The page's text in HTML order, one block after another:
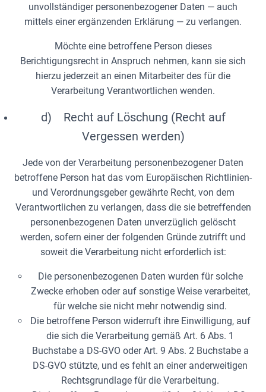
unvollständiger personenbezogener Daten — auch
mittels einer ergänzenden Erklärung — zu verlangen.
Möchte eine betroffene Person dieses
Berichtigungsrecht in Anspruch nehmen, kann sie sich
hierzu jederzeit an einen Mitarbeiter des für die
Verarbeitung Verantwortlichen wenden.
d) Recht auf Löschung (Recht auf
Vergessen werden)
Jede von der Verarbeitung personenbezogener Daten
betroffene Person hat das vom Europäischen Richtlinien-
und Verordnungsgeber gewährte Recht, von dem
Verantwortlichen zu verlangen, dass die sie betreffenden
personenbezogenen Daten unverzüglich gelöscht
werden, sofern einer der folgenden Gründe zutrifft und
soweit die Verarbeitung nicht erforderlich ist:
Die personenbezogenen Daten wurden für solche
Zwecke erhoben oder auf sonstige Weise verarbeitet,
für welche sie nicht mehr notwendig sind.
Die betroffene Person widerruft ihre Einwilligung, auf
die sich die Verarbeitung gemäß Art. 6 Abs. 1
Buchstabe a DS-GVO oder Art. 9 Abs. 2 Buchstabe a
DS-GVO stützte, und es fehlt an einer anderweitigen
Rechtsgrundlage für die Verarbeitung.